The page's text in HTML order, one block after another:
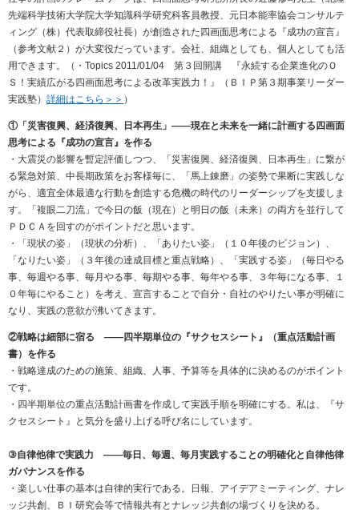
先端科学技術大学院大学知識科学研究科客員教授、元日本能率協会コンサルテ
ィング（株）代表取締役社長）が創造された四画面思考による『成功の宣言』
（参考文献２）が大変役だっています。会社、組織としても、個人としても活
用できます。（・Topics 2011/01/04 第３回開講 『永続する企業進化のＯ
Ｓ！実績広がる四画面思考による改革実践力！』（ＢＩＰ第３期事業リーダー
実践塾） 詳細はこちら＞＞ ）
①「災害復興、経済復興、日本再生」――現在と未来を一緒に計画する四画面
思考による『成功の宣言』を作る
・大震災の影響を暫定評価しつつ、「災害復興、経済復興、日本再生」に繋が
る緊急対策、中長期政策をお客様毎に、「馬上錬磨」の姿勢で果断に実践しな
がら、適宜全体最適な行動を創造する危機の時代のリーダーシップを支援しま
す。「複眼二刀流」で今日の飯（現在）と明日の飯（未来）の両方を並行して
ＰＤＣＡを回すのがポイントだと思います。
・「現状の姿」（現状の分析）、「ありたい姿」（１０年後のビジョン）、
「なりたい姿」（３年後の達成目標と重点戦略）、「実践する姿」（毎日やる
事、毎週やる事、毎月やる事、毎期やる事、毎年やる事、３年毎になる事、１
０年毎にやること）を考え、宣言することで自分・自社のやりたい事が明確に
なり、実践の意欲が沸いてきます。
②戦略は細部に宿る ――四半期単位の『サクセスシート』（重点活動計画
書）を作る
・戦略達成のための施策、組織、人事、予算等を具体的に決めるのがポイント
です。
・四半期単位の重点活動計画書を作成して実践手順を明確にする。私は、『サ
クセスシート』と気分を盛り上げる呼び名にしています。
③自律他律で実践力 ――毎日、毎週、毎月実践することの明確化と自律他律
ガバナンスを作る
・楽しい仕事の基本は自律的実行である。日報、アイデアミーティング、ナレ
ッジ共創、ＢＩ研究会等で情報共有とナレッジ共創の場づくりを決める。